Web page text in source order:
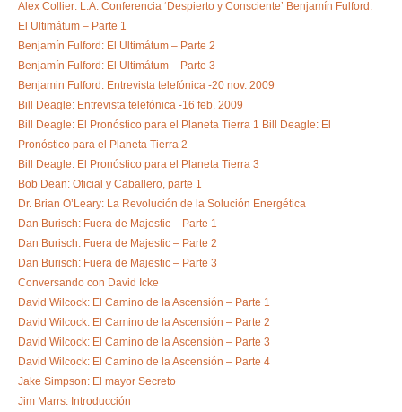
Alex Collier: L.A. Conferencia ‘Despierto y Consciente’ Benjamín Fulford:
El Ultimátum – Parte 1
Benjamín Fulford: El Ultimátum – Parte 2
Benjamín Fulford: El Ultimátum – Parte 3
Benjamin Fulford: Entrevista telefónica -20 nov. 2009
Bill Deagle: Entrevista telefónica -16 feb. 2009
Bill Deagle: El Pronóstico para el Planeta Tierra 1 Bill Deagle: El
Pronóstico para el Planeta Tierra 2
Bill Deagle: El Pronóstico para el Planeta Tierra 3
Bob Dean: Oficial y Caballero, parte 1
Dr. Brian O’Leary: La Revolución de la Solución Energética
Dan Burisch: Fuera de Majestic – Parte 1
Dan Burisch: Fuera de Majestic – Parte 2
Dan Burisch: Fuera de Majestic – Parte 3
Conversando con David Icke
David Wilcock: El Camino de la Ascensión – Parte 1
David Wilcock: El Camino de la Ascensión – Parte 2
David Wilcock: El Camino de la Ascensión – Parte 3
David Wilcock: El Camino de la Ascensión – Parte 4
Jake Simpson: El mayor Secreto
Jim Marrs: Introducción